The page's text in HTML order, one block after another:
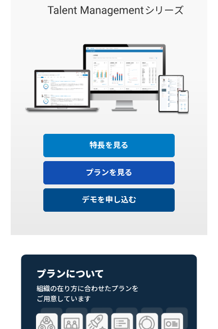
特長を見る
プランを見る
デモを申し込む
プランについて
組織の在り方に合わせたプランを
ご用意しています